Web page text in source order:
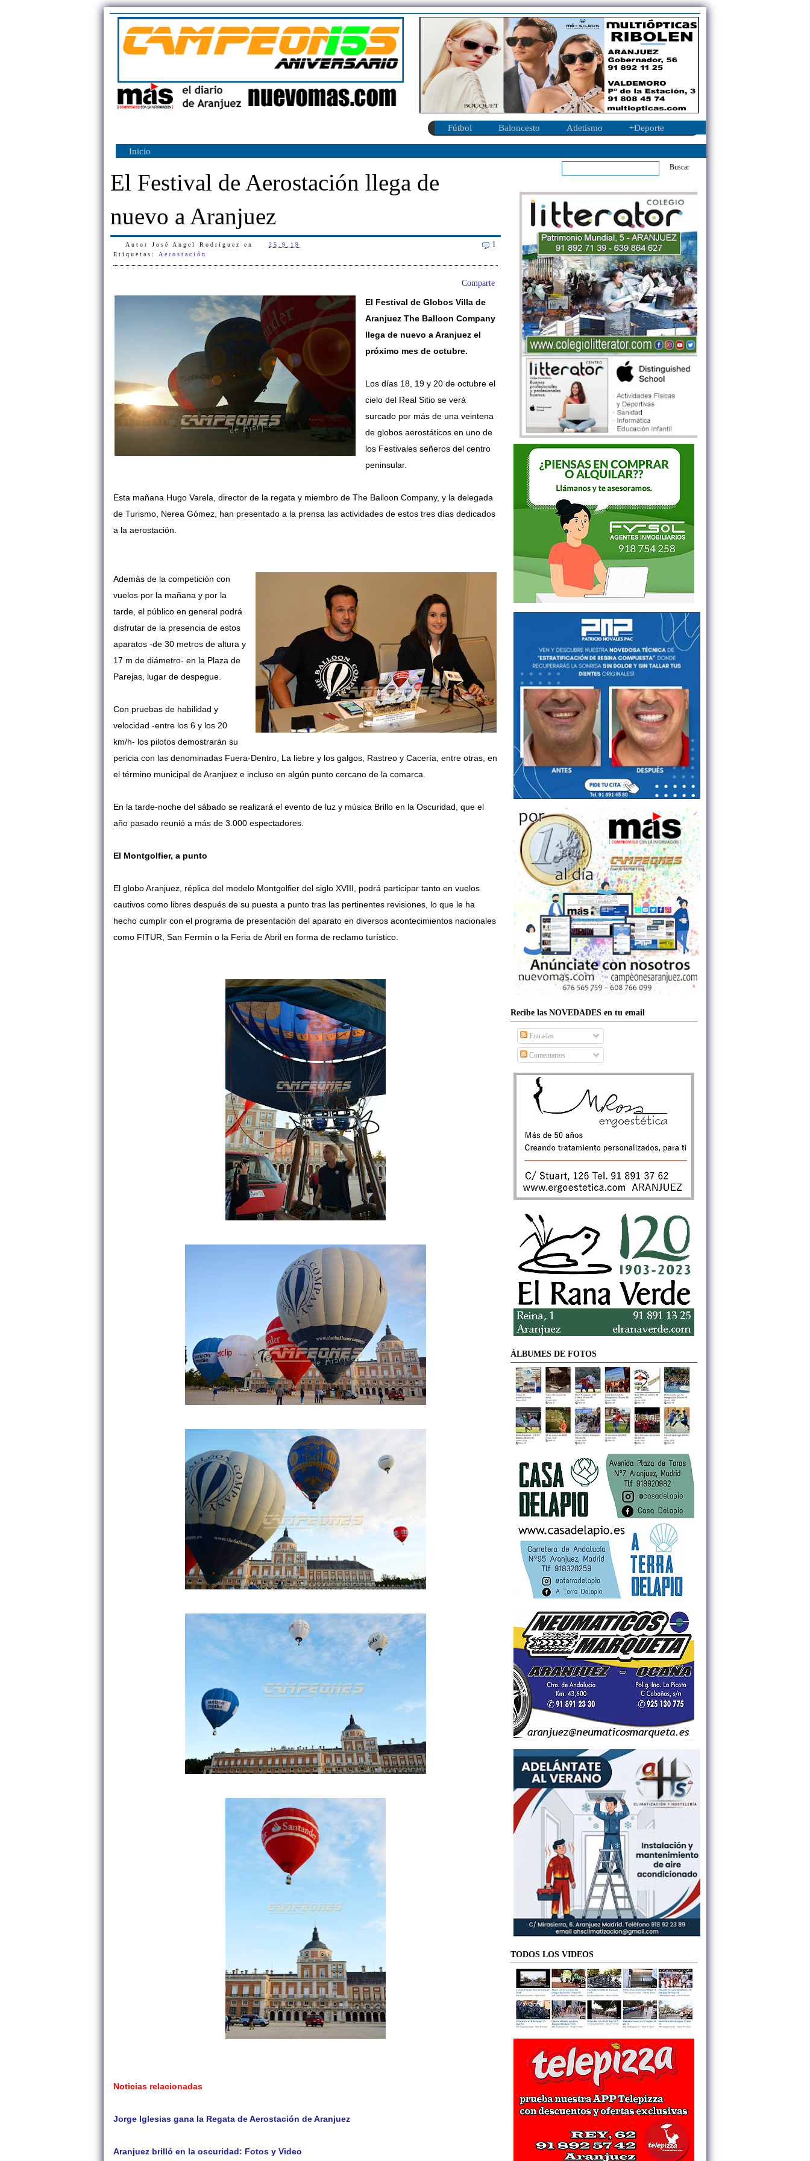
Fútbol Baloncesto Atletismo +Deporte
Inicio
El Festival de Aerostación llega de
nuevo a Aranjuez
Autor José Angel Rodríguez en 25.9.19 1
Etiquetas: Aerostación
Comparte
El Festival de Globos Villa de
Aranjuez The Balloon Company
llega de nuevo a Aranjuez el
próximo mes de octubre.
Los días 18, 19 y 20 de octubre el
cielo del Real Sitio se verá
surcado por más de una veintena
de globos aerostáticos en uno de
los Festivales señeros del centro
peninsular.
Esta mañana Hugo Varela, director de la regata y miembro de The Balloon Company, y la delegada
de Turismo, Nerea Gómez, han presentado a la prensa las actividades de estos tres días dedicados
a la aerostación.
Además de la competición con
vuelos por la mañana y por la
tarde, el público en general podrá
disfrutar de la presencia de estos
aparatos -de 30 metros de altura y
17 m de diámetro- en la Plaza de
Parejas, lugar de despegue.
Con pruebas de habilidad y
velocidad -entre los 6 y los 20
km/h- los pilotos demostrarán su
pericia con las denominadas Fuera-Dentro, La liebre y los galgos, Rastreo y Cacería, entre otras, en
el término municipal de Aranjuez e incluso en algún punto cercano de la comarca.
En la tarde-noche del sábado se realizará el evento de luz y música Brillo en la Oscuridad, que el
año pasado reunió a más de 3.000 espectadores.
El Montgolfier, a punto
El globo Aranjuez, réplica del modelo Montgolfier del siglo XVIII, podrá participar tanto en vuelos
cautivos como libres después de su puesta a punto tras las pertinentes revisiones, lo que le ha
hecho cumplir con el programa de presentación del aparato en diversos acontecimientos nacionales
como FITUR, San Fermín o la Feria de Abril en forma de reclamo turístico.
Noticias relacionadas
Jorge Iglesias gana la Regata de Aerostación de Aranjuez
Aranjuez brilló en la oscuridad: Fotos y Video
Recibe las NOVEDADES en tu email
Entradas
Comentarios
ÁLBUMES DE FOTOS
TODOS LOS VIDEOS